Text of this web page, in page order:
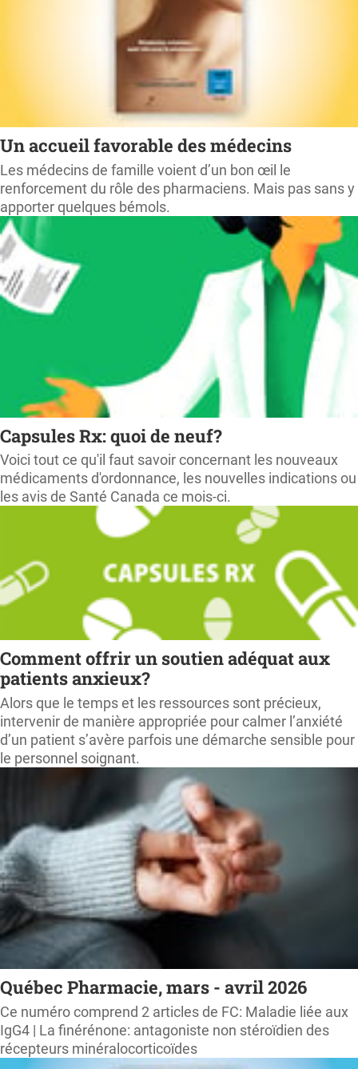
Un accueil favorable des médecins
Les médecins de famille voient d’un bon œil le
renforcement du rôle des pharmaciens. Mais pas sans y
apporter quelques bémols.
Capsules Rx: quoi de neuf?
Voici tout ce qu'il faut savoir concernant les nouveaux
médicaments d'ordonnance, les nouvelles indications ou
les avis de Santé Canada ce mois-ci.
Comment offrir un soutien adéquat aux
patients anxieux?
Alors que le temps et les ressources sont précieux,
intervenir de manière appropriée pour calmer l’anxiété
d’un patient s’avère parfois une démarche sensible pour
le personnel soignant.
Québec Pharmacie, mars - avril 2026
Ce numéro comprend 2 articles de FC: Maladie liée aux
IgG4 | La finérénone: antagoniste non stéroïdien des
récepteurs minéralocorticoïdes